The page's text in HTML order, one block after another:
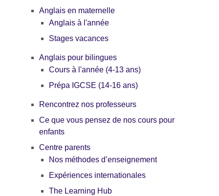
Anglais en maternelle
Anglais à l'année
Stages vacances
Anglais pour bilingues
Cours à l'année (4-13 ans)
Prépa IGCSE (14-16 ans)
Rencontrez nos professeurs
Ce que vous pensez de nos cours pour
enfants
Centre parents
Nos méthodes d’enseignement
Expériences internationales
The Learning Hub